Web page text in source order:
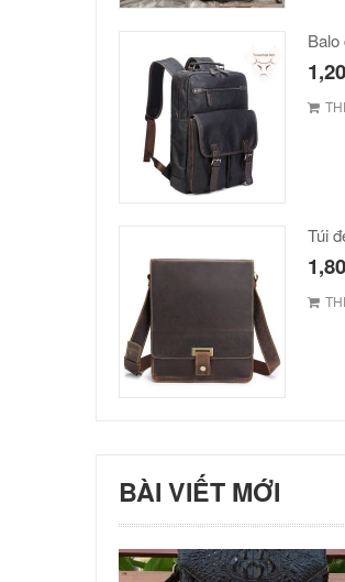
Balo
BÀI VIẾT MỚI